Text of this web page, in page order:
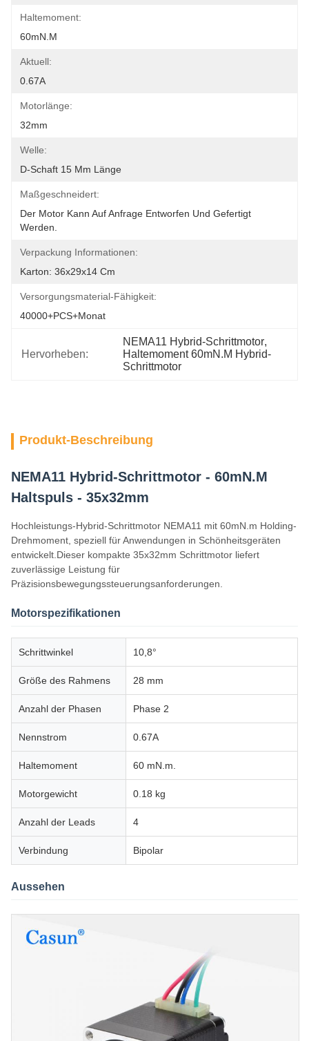
Haltemoment:
60mN.m
Aktuell:
0.67A
Motorlänge:
32mm
Welle:
D-Schaft 15 Mm Länge
Maßgeschneidert:
Der Motor Kann Auf Anfrage Entworfen Und Gefertigt
Werden.
Verpackung Informationen:
Karton: 36x29x14 Cm
Versorgungsmaterial-Fähigkeit:
40000+PCS+Monat
Hervorheben:
NEMA11 Hybrid-Schrittmotor,
Haltemoment 60mN.M Hybrid-
Schrittmotor
Produkt-Beschreibung
NEMA11 Hybrid-Schrittmotor - 60mN.M
Haltspuls - 35x32mm
Hochleistungs-Hybrid-Schrittmotor NEMA11 mit 60mN.m Holding-
Drehmoment, speziell für Anwendungen in Schönheitsgeräten
entwickelt.Dieser kompakte 35x32mm Schrittmotor liefert
zuverlässige Leistung für
Präzisionsbewegungssteuerungsanforderungen.
Motorspezifikationen
Schrittwinkel 10,8°
Größe des Rahmens 28 mm
Anzahl der Phasen Phase 2
Nennstrom 0.67A
Haltemoment 60 mN.m.
Motorgewicht 0.18 kg
Anzahl der Leads 4
Verbindung Bipolar
Aussehen